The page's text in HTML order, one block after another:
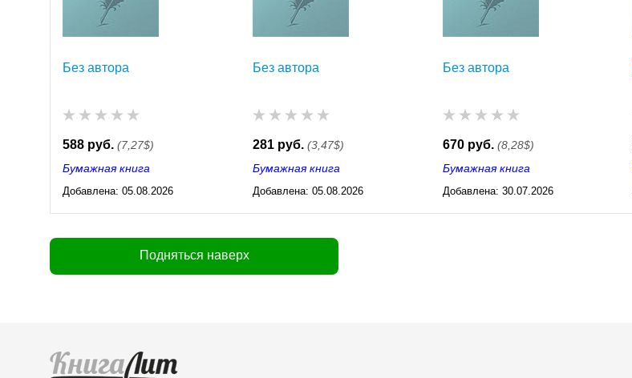
Без автора
588 руб. (7,27$)
Бумажная книга
Добавлена: 05.08.2026
03:23
Без автора
281 руб. (3,47$)
Бумажная книга
Добавлена: 05.08.2026
03:23
Без автора
670 руб. (8,28$)
Бумажная книга
Добавлена: 30.07.2026
03:23
Подняться наверх